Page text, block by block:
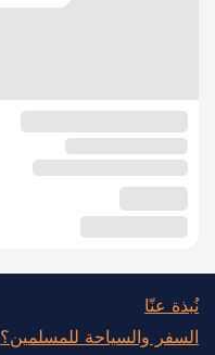
نُبذة عنّا
السفر والسياحة للمسلمين؟